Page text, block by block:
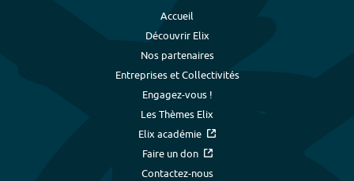
Accueil
Découvrir Elix
Nos partenaires
Entreprises et Collectivités
Engagez-vous !
Les Thèmes Elix
Elix académie
Faire un don
Contactez-nous